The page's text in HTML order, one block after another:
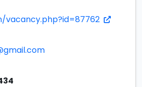
vacancy.php?id=87762